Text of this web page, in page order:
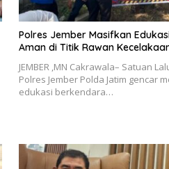
Polres Jember Masifkan
Aman di Titik Rawan
JEMBER ,MN Cakrawala– Satuan
Polres Jember Polda Jatim gencar
edukasi berkendara…